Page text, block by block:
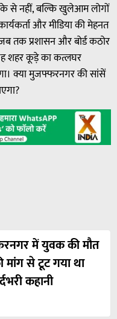
से नहीं, बल्कि खुलेआम लोगों
और मीडिया की मेहनत
प्रशासन और बोर्ड कठोर
शहर कूड़े का कत्लघर
क्या मुजफ्फरनगर की सांसें
में युवक की मौत
मांग से टूट गया था
कहानी